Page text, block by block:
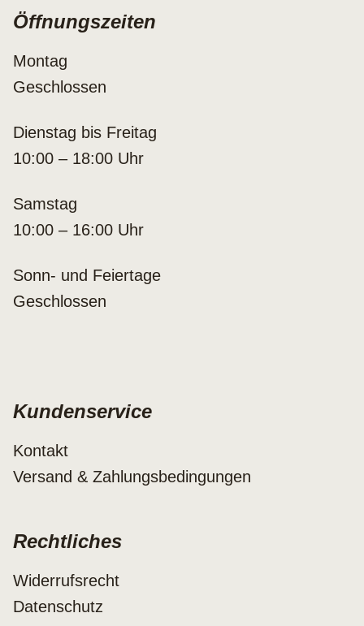
Öffnungszeiten
Montag
Geschlossen
Dienstag bis Freitag
10:00 – 18:00 Uhr
Samstag
10:00 – 16:00 Uhr
Sonn- und Feiertage
Geschlossen
Kundenservice
Kontakt
Versand & Zahlungsbedingungen
Rechtliches
Widerrufsrecht
Datenschutz